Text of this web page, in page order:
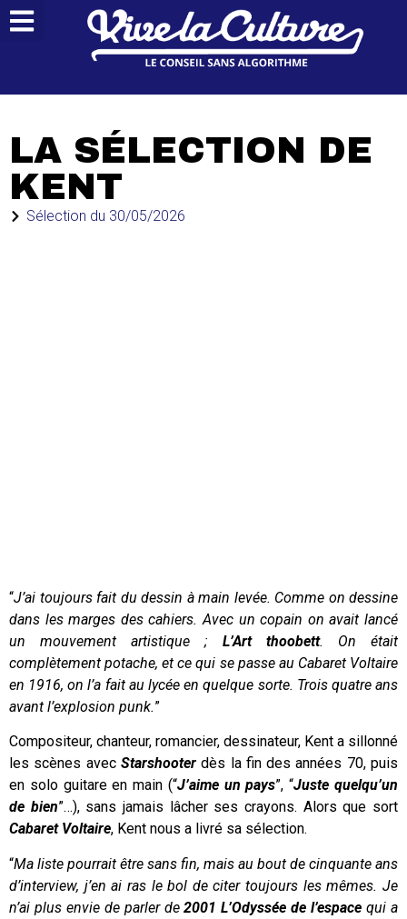
LA SÉLECTION DE
KENT
Sélection du 30/05/2026
“J’ai toujours fait du dessin à main levée. Comme on dessine
dans les marges des cahiers. Avec un copain on avait lancé
un mouvement artistique ; L’Art thoobett. On était
complètement potache, et ce qui se passe au Cabaret Voltaire
en 1916, on l’a fait au lycée en quelque sorte. Trois quatre ans
avant l’explosion punk.”
Compositeur, chanteur, romancier, dessinateur, Kent a sillonné
les scènes avec Starshooterdès la fin des années 70, puis
en solo guitare en main (“J’aime un pays”, “Juste quelqu’un
de bien”…), sans jamais lâcher ses crayons. Alors que sort
Cabaret Voltaire, Kent nous a livré sa sélection.
“Ma liste pourrait être sans fin, mais au bout de cinquante ans
d’interview, j’en ai ras le bol de citer toujours les mêmes. Je
n’ai plus envie de parler de2001 L’Odyssée de l’espace qui a